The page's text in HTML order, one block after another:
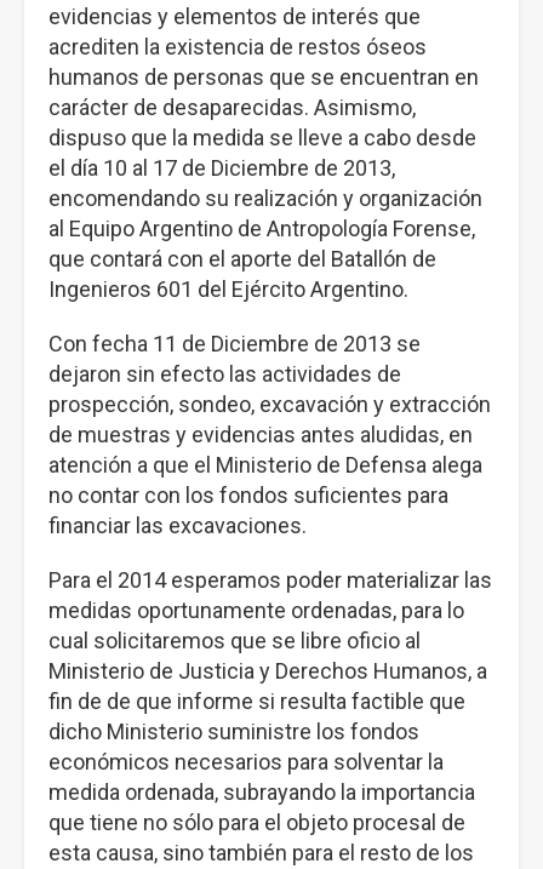
evidencias y elementos de interés que
acrediten la existencia de restos óseos
humanos de personas que se encuentran en
carácter de desaparecidas. Asimismo,
dispuso que la medida se lleve a cabo desde
el día 10 al 17 de Diciembre de 2013,
encomendando su realización y organización
al Equipo Argentino de Antropología Forense,
que contará con el aporte del Batallón de
Ingenieros 601 del Ejército Argentino.
Con fecha 11 de Diciembre de 2013 se
dejaron sin efecto las actividades de
prospección, sondeo, excavación y extracción
de muestras y evidencias antes aludidas, en
atención a que el Ministerio de Defensa alega
no contar con los fondos suficientes para
financiar las excavaciones.
Para el 2014 esperamos poder materializar las
medidas oportunamente ordenadas, para lo
cual solicitaremos que se libre oficio al
Ministerio de Justicia y Derechos Humanos, a
fin de de que informe si resulta factible que
dicho Ministerio suministre los fondos
económicos necesarios para solventar la
medida ordenada, subrayando la importancia
que tiene no sólo para el objeto procesal de
esta causa, sino también para el resto de los